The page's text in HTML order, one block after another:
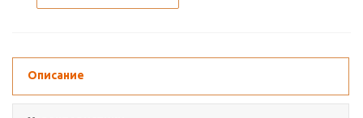
Описание